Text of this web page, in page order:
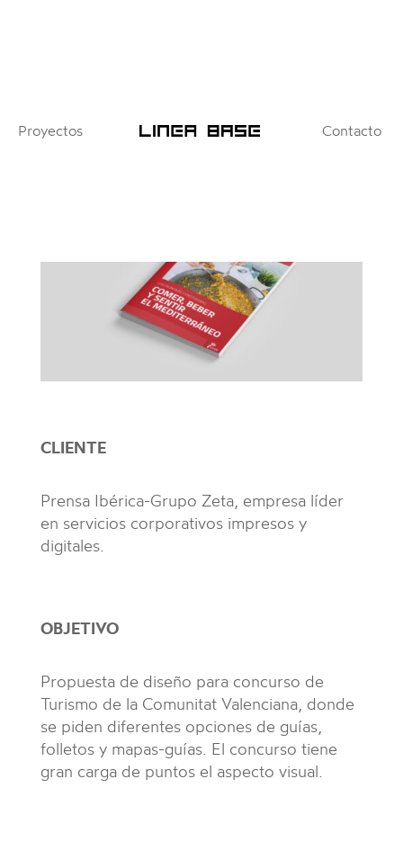
Proyectos Contacto
CLIENTE
Prensa Ibérica-Grupo Zeta, empresa líder
en servicios corporativos impresos y
digitales.
OBJETIVO
Propuesta de diseño para concurso de
Turismo de la Comunitat Valenciana, donde
se piden diferentes opciones de guías,
folletos y mapas-guías. El concurso tiene
gran carga de puntos el aspecto visual.